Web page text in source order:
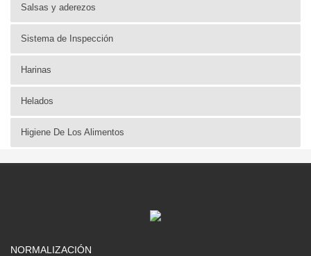
Salsas y aderezos
Sistema de Inspección
Harinas
Helados
Higiene De Los Alimentos
NORMALIZACIÓN